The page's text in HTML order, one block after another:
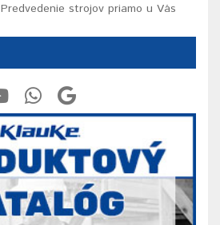
Predvedenie strojov priamo u Vás